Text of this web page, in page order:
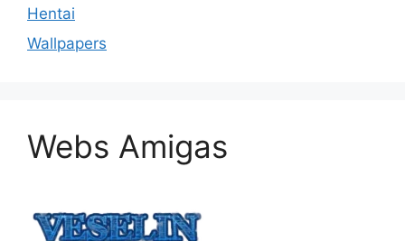
Hentai
Wallpapers
Webs Amigas